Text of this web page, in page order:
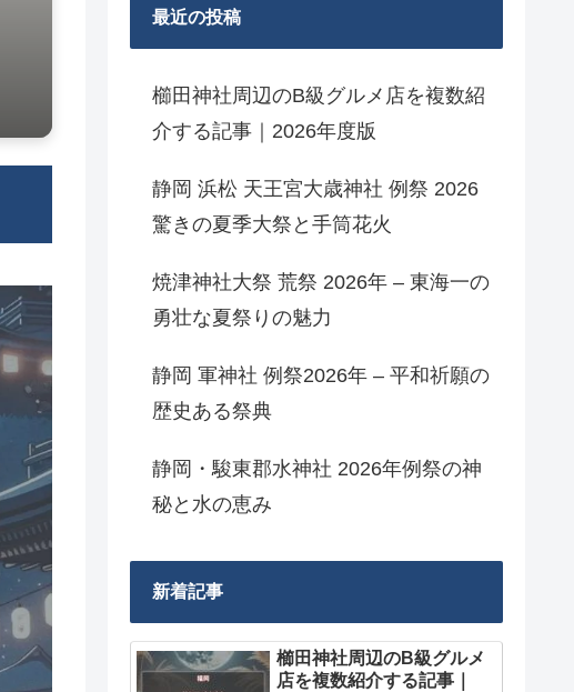
最近の投稿
櫛田神社周辺のB級グルメ店を複数紹
介する記事｜2026年度版
静岡 浜松 天王宮大歳神社 例祭 2026
驚きの夏季大祭と手筒花火
焼津神社大祭 荒祭 2026年 – 東海一の
勇壮な夏祭りの魅力
静岡 軍神社 例祭2026年 – 平和祈願の
歴史ある祭典
静岡・駿東郡水神社 2026年例祭の神
秘と水の恵み
新着記事
櫛田神社周辺のB級グルメ
店を複数紹介する記事｜